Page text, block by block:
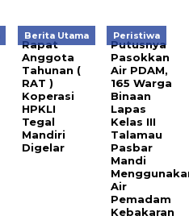
Berita Utama
Rapat
Anggota
Tahunan (
RAT )
Koperasi
HPKLI
Tegal
Mandiri
Digelar
Peristiwa
Putusnya
Pasokkan
Air PDAM,
165 Warga
Binaan
Lapas
Kelas III
Talamau
Pasbar
Mandi
Air
Pemadam
Kebakaran